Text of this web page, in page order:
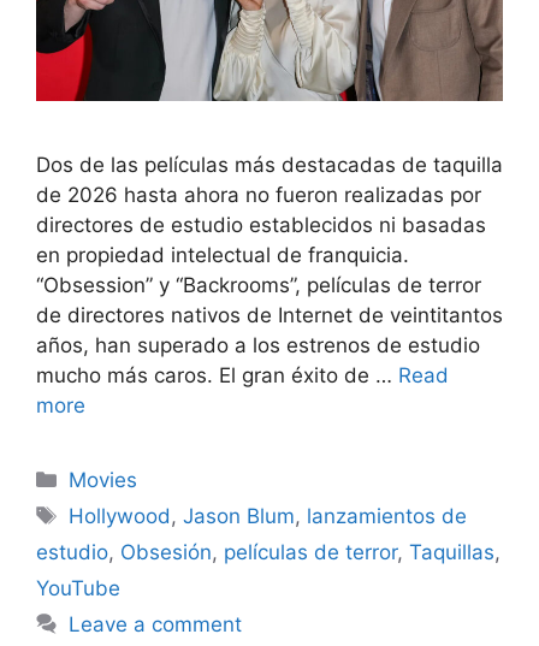
Dos de las películas más destacadas de taquilla
de 2026 hasta ahora no fueron realizadas por
directores de estudio establecidos ni basadas
en propiedad intelectual de franquicia.
“Obsession” y “Backrooms”, películas de terror
de directores nativos de Internet de veintitantos
años, han superado a los estrenos de estudio
mucho más caros. El gran éxito de … Read
more
Categories
Movies
Tags
Hollywood ,Jason Blum, lanzamientos de
estudio, Obsesión, películas de terror, Taquillas,
YouTube
Leave a comment